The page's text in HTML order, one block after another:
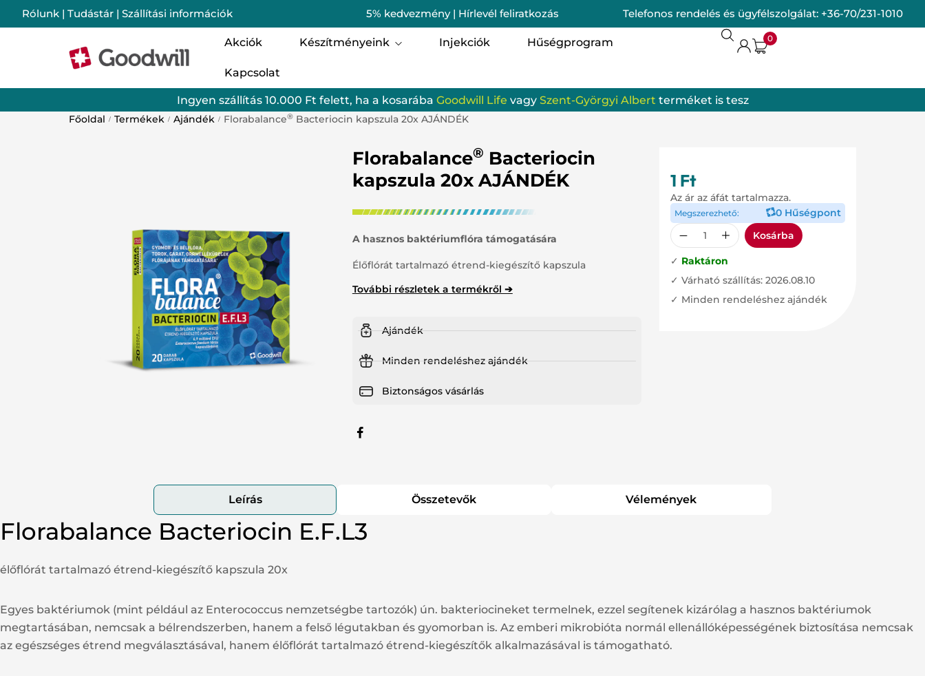
Rólunk | Tudástár | Szállítási információk 5% kedvezmény | Hírlevél feliratkozás Telefonos rendelés és ügyfélszolgálat: +36-70/231-1010
Akciók Készítményeink
Csomagok Szent-Györgyi Albert termékek
Mozgásszervi termékek Szem, Látás
Babatervezés Gyerekeknek
Szellemi frissesség és egyensúly Emésztőrendszer
Testsúlykontroll Haj, bőr, köröm
Pajzsmirigy Speciális támogatás
Vény nélkül kapható gyógyszerek
Injekciók Hűségprogram
Kapcsolat
0
Ingyen szállítás 10.000 Ft felett, ha a kosarába Goodwill Life vagy Szent-Györgyi Albert terméket is tesz
Főoldal / Termékek / Ajándék / Florabalance® Bacteriocin kapszula 20x AJÁNDÉK
Florabalance® Bacteriocin
kapszula 20x AJÁNDÉK
A hasznos baktériumflóra támogatására
Élőflórát tartalmazó étrend-kiegészítő kapszula
További részletek a termékről ➔
Ajándék
Minden rendeléshez ajándék
Biztonságos vásárlás
1 Ft
Az ár az áfát tartalmazza.
Megszerezhető:
0 Hűségpont
Kosárba
✓ Raktáron
✓ Várható szállítás: 2026.08.10
✓ Minden rendeléshez ajándék
Leírás Összetevők Vélemények
Florabalance Bacteriocin E.F.L3
élőflórát tartalmazó étrend-kiegészítő kapszula 20x
Egyes baktériumok (mint például az Enterococcus nemzetségbe tartozók) ún. bakteriocineket termelnek, ezzel segítenek kizárólag a hasznos baktériumok
megtartásában, nemcsak a bélrendszerben, hanem a felső légutakban és gyomorban is. Az emberi mikrobióta normál ellenállóképességének biztosítása nemcsak
az egészséges étrend megválasztásával, hanem élőflórát tartalmazó étrend-kiegészítők alkalmazásával is támogatható.